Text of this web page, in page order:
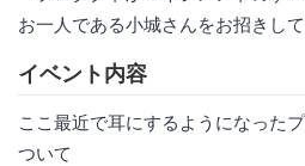
お一人である小城さんをお招きし
イベント内容
ここ最近で耳にするようになった
ついて